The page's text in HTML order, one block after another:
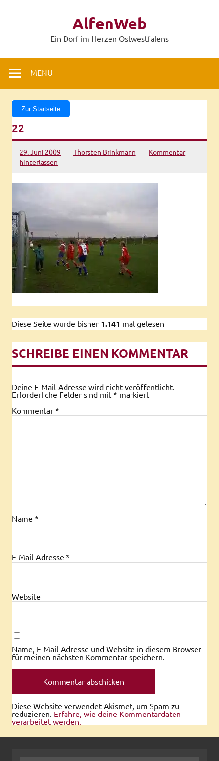
AlfenWeb
Ein Dorf im Herzen Ostwestfalens
MENÜ
Zur Startseite
22
29. Juni 2009 Thorsten Brinkmann
Kommentar
hinterlassen
Diese Seite wurde bisher 1.141 mal gelesen
SCHREIBE EINEN KOMMENTAR
Deine E-Mail-Adresse wird nicht veröffentlicht.
Erforderliche Felder sind mit * markiert
Kommentar *
Name *
E-Mail-Adresse *
Website
Name, E-Mail-Adresse und Website in diesem Browser
für meinen nächsten Kommentar speichern.
Diese Website verwendet Akismet, um Spam zu
reduzieren. Erfahre, wie deine Kommentardaten
verarbeitet werden.